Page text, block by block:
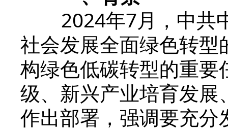
2024年7月，中共
社会发展全面绿色转
构绿色低碳转型的重
级、新兴产业培育发
作出部署，强调要充